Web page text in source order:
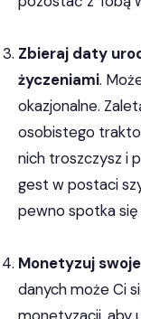
Zbieraj daty
życzeniami.
okazjonalne.
osobistego
nich troszczysz i
gest w postaci
pewno spotka
Monetyzuj
danych może Ci